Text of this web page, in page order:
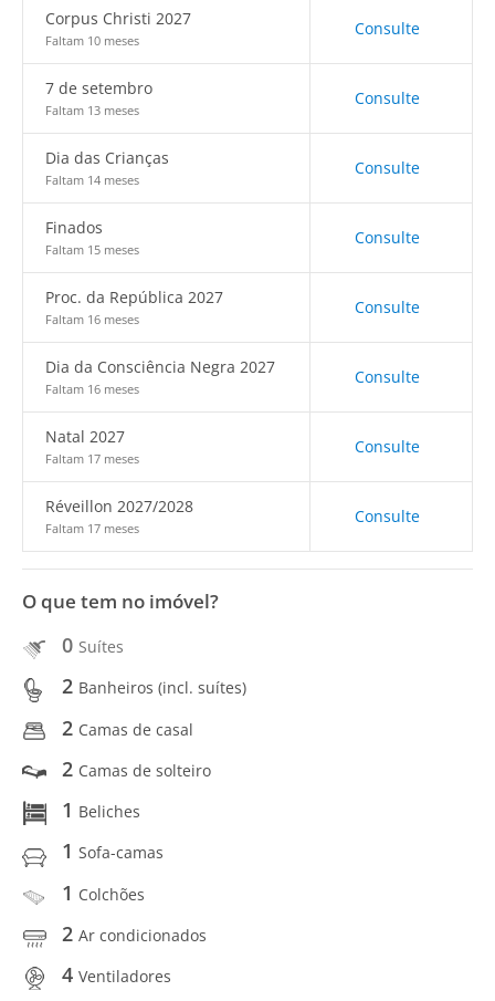
Corpus Christi 2027
Faltam 10 meses
Consulte
7 de setembro
Faltam 13 meses
Consulte
Dia das Crianças
Faltam 14 meses
Consulte
Finados
Faltam 15 meses
Consulte
Proc. da República 2027
Faltam 16 meses
Consulte
Dia da Consciência Negra 2027
Faltam 16 meses
Consulte
Natal 2027
Faltam 17 meses
Consulte
Réveillon 2027/2028
Faltam 17 meses
Consulte
O que tem no imóvel?
0 Suítes
2 Banheiros (incl. suítes)
2 Camas de casal
2 Camas de solteiro
1 Beliches
1 Sofa-camas
1 Colchões
2 Ar condicionados
4 Ventiladores